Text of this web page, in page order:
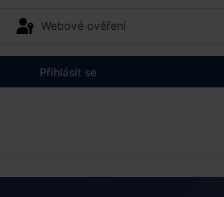
Webové ověření
Přihlásit se